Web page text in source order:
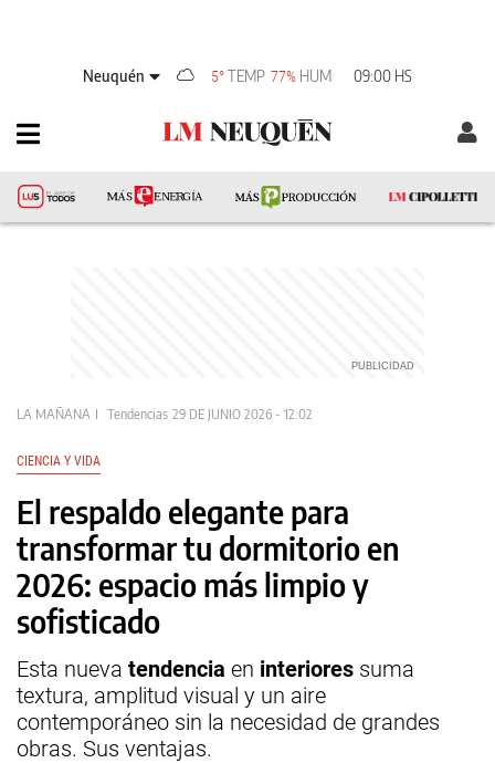
Neuquén 5°TEMP 77% HUM 09:00 HS
LA MAÑANA Tendencias 29 DE JUNIO 2026 - 12:02
CIENCIA Y VIDA
El respaldo elegante para
transformar tu dormitorio en
2026: espacio más limpio y
sofisticado
Esta nueva tendencia en interiores suma
textura, amplitud visual y un aire
contemporáneo sin la necesidad de grandes
obras. Sus ventajas.